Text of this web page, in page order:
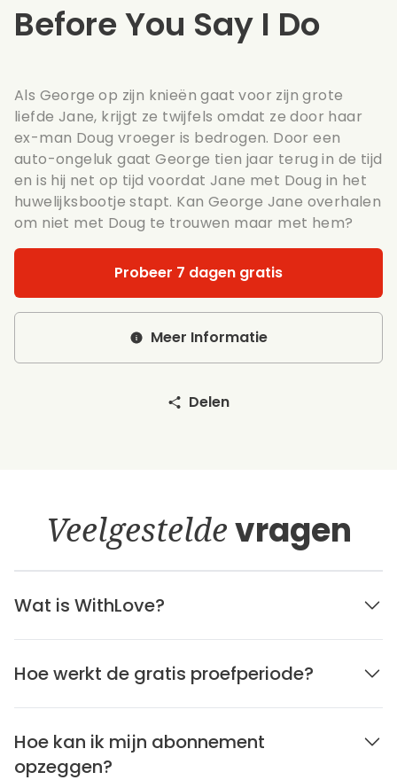
Before You Say I Do
Als George op zijn knieën gaat voor zijn grote
liefde Jane, krijgt ze twijfels omdat ze door haar
ex-man Doug vroeger is bedrogen. Door een
auto-ongeluk gaat George tien jaar terug in de tijd
en is hij net op tijd voordat Jane met Doug in het
huwelijksbootje stapt. Kan George Jane overhalen
om niet met Doug te trouwen maar met hem?
Probeer 7 dagen gratis
Meer Informatie
Delen
Veelgesteldevragen
Wat is WithLove?
Hoe werkt de gratis proefperiode?
Hoe kan ik mijn abonnement
opzeggen?